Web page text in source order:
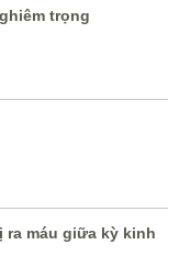
trọng
ra máu giữa kỳ kinh